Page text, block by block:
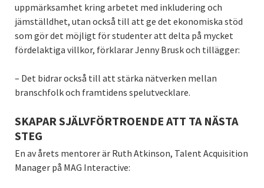
uppmärksamhet kring arbetet med inkludering och
jämställdhet, utan också till att ge det ekonomiska stöd
som gör det möjligt för studenter att delta på mycket
fördelaktiga villkor, förklarar Jenny Brusk och tillägger:
– Det bidrar också till att stärka nätverken mellan
branschfolk och framtidens spelutvecklare.
SKAPAR SJÄLVFÖRTROENDE ATT TA NÄSTA
STEG
En av årets mentorer är Ruth Atkinson, Talent Acquisition
Manager på MAG Interactive: